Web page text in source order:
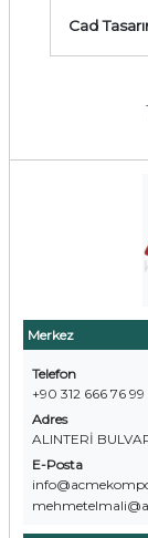
Merkez
Telefon
+90 312 666 76 99
Adres
ALINTERİ
E-Posta
Cad